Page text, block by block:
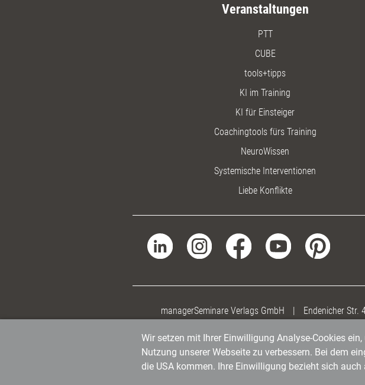
Veranstaltungen
PTT
CUBE
tools+tipps
KI im Training
KI für Einsteiger
Coachingtools fürs Training
NeuroWissen
Systemische Interventionen
Liebe Konflikte
managerSeminare Verlags GmbH | Endenicher Str.
Wir setzen mit Ihrer Einwilligung Analyse-Cookies
Nutzung unserer Webseite zu verbessern. Bei dem
die USA kommen. Ihre Einwilligung bezieht sich